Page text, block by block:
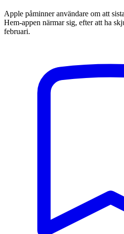
Apple påminner användare om att
Hem-appen närmar sig, efter att ha
februari.